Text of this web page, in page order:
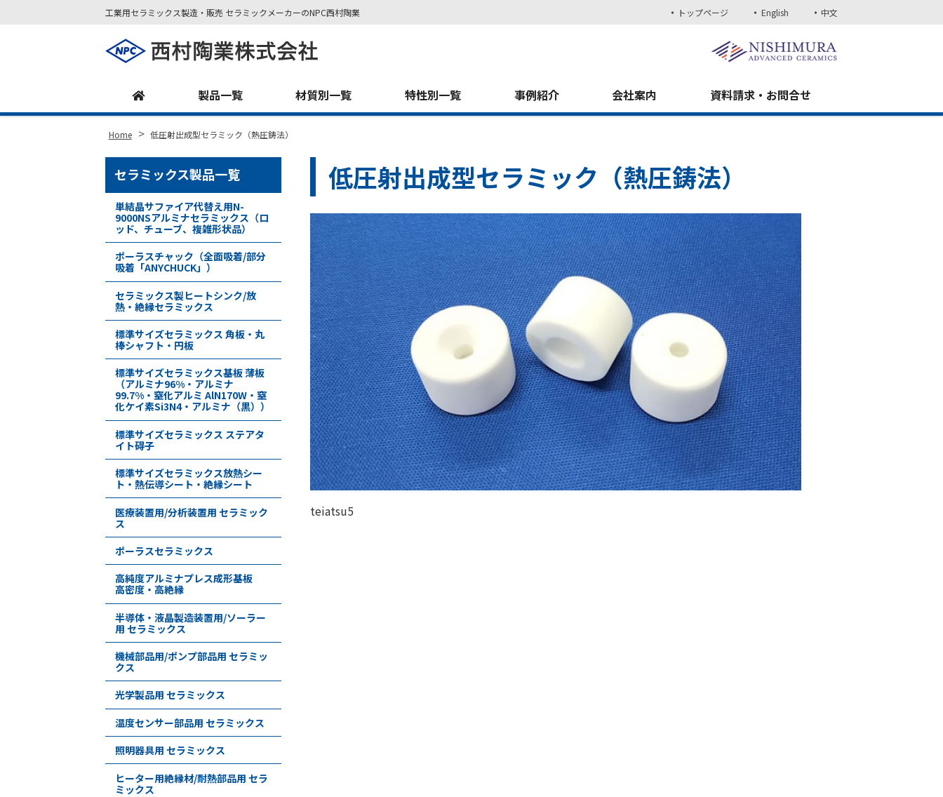
工業用セラミックス製造・販売 セラミックメーカーのNPC西村陶業 トップページ English 中文
製品一覧 材質別一覧 特性別一覧 事例紹介 会社案内 資料請求・お問合せ
Home > 低圧射出成型セラミック（熱圧鋳法）
低圧射出成型セラミック（熱圧鋳法）
teiatsu5
セラミックス製品一覧
単結晶サファイア代替え用N-
9000NSアルミナセラミックス（ロ
ッド、チューブ、複雑形状品）
ポーラスチャック（全面吸着/部分
吸着「ANYCHUCK」）
セラミックス製ヒートシンク/放
熱・絶縁セラミックス
標準サイズセラミックス 角板・丸
棒シャフト・円板
標準サイズセラミックス基板 薄板
（アルミナ96%・アルミナ
99.7%・窒化アルミ AlN170W・窒
化ケイ素Si3N4・アルミナ（黒））
標準サイズセラミックス ステアタ
イト碍子
標準サイズセラミックス放熱シー
ト・熱伝導シート・絶縁シート
医療装置用/分析装置用 セラミック
ス
ポーラスセラミックス
高純度アルミナプレス成形基板
高密度・高絶縁
半導体・液晶製造装置用/ソーラー
用 セラミックス
機械部品用/ポンプ部品用 セラミッ
クス
光学製品用 セラミックス
温度センサー部品用 セラミックス
照明器具用 セラミックス
ヒーター用絶縁材/耐熱部品用 セラ
ミックス